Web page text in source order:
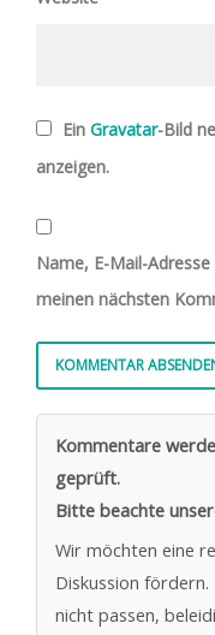
Ein Gravatar-Bild
anzeigen.
Name, E-Mail-
meinen nächsten
Kommentare
geprüft.
Bitte beachte
Wir möchten eine
Diskussion
nicht passen,